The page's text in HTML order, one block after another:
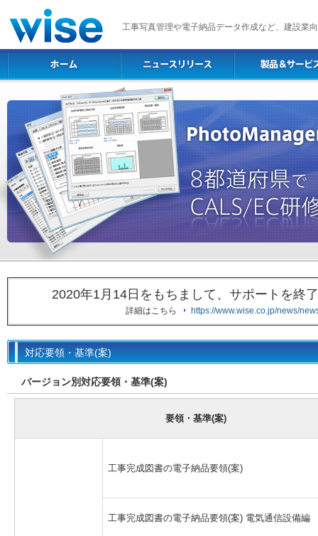
工事写真管理や電子納品データ作成など、建設業
2020年1月14日をもちまして、サポートを終
詳細はこちら https://www.wise.co.jp/news/
対応要領・基準(案)
バージョン別対応要領・基準(案)
要領・基準(案)
工事完成図書の電子納品要領(案)
工事完成図書の電子納品要領(案) 電気通信設備編